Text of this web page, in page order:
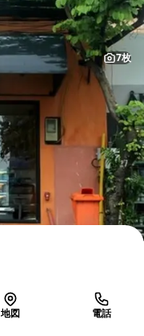
7枚
地図 電話